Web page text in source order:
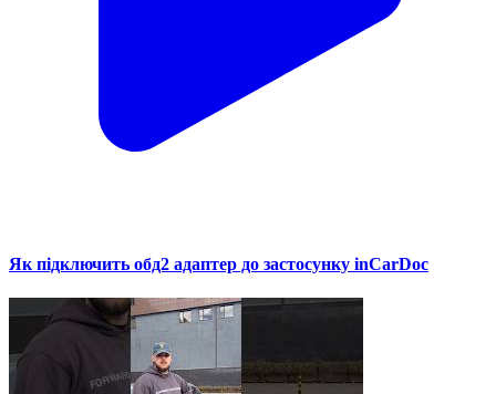
Як підключить обд2 адаптер до застосунку inCarDoc